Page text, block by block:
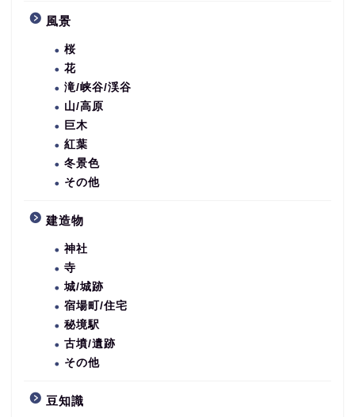
風景
桜
花
滝/峡谷/渓谷
山/高原
巨木
紅葉
冬景色
その他
建造物
神社
寺
城/城跡
宿場町/住宅
秘境駅
古墳/遺跡
その他
豆知識